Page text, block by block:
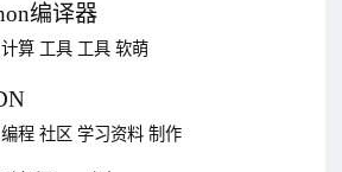
编译器
计算 工具 工具 软萌
编程 社区 学习资料 制作